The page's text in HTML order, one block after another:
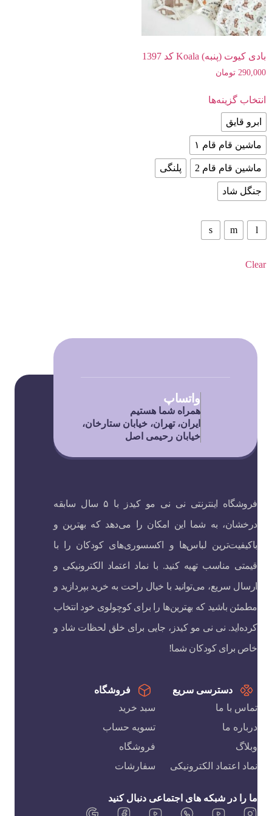
بادی کیوت (پنبه) Koala کد 1397
290,000 تومان
انتخاب گزینه‌ها
ابرو قایق
ماشین قام قام ۱
ماشین قام قام 2 پلنگی
جنگل شاد
l
m
s
Clear
ایران، تهران، خیابان ستارخان،
خیابان رحیمی اصل
واتساپ
همراه شما هستیم
فروشگاه اینترنتی نی نی مو کیدز با ۵ سال سابقه
درخشان، به شما این امکان را می‌دهد که بهترین و
باکیفیت‌ترین لباس‌ها و اکسسوری‌های کودکان را با
قیمتی مناسب تهیه کنید. با نماد اعتماد الکترونیکی و
ارسال سریع، می‌توانید با خیال راحت به خرید بپردازید و
مطمئن باشید که بهترین‌ها را برای کوچولوی خود انتخاب
کرده‌اید. نی نی مو کیدز، جایی برای خلق لحظات شاد و
خاص برای کودکان شما!
دسترسی سریع
تماس با ما
درباره ما
وبلاگ
نماد اعتماد الکترونیکی
فروشگاه
سبد خرید
تسویه حساب
فروشگاه
سفارشات
ما را در شبکه های اجتماعی دنبال کنید